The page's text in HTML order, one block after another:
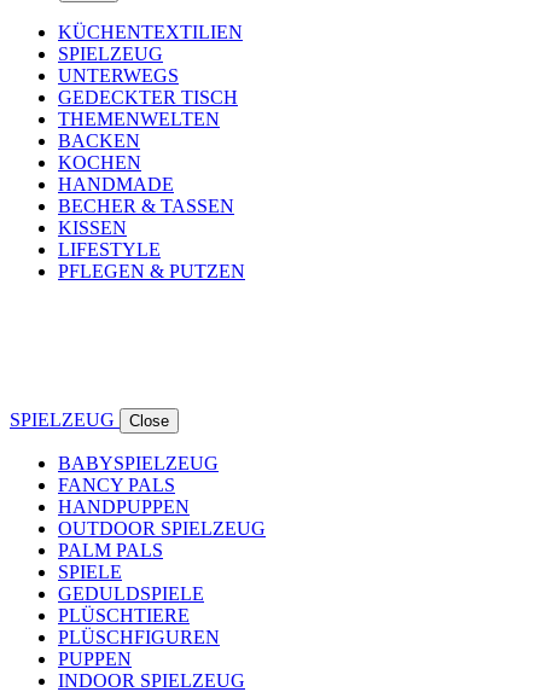
KÜCHENTEXTILIEN
SPIELZEUG
UNTERWEGS
GEDECKTER TISCH
THEMENWELTEN
BACKEN
KOCHEN
HANDMADE
BECHER & TASSEN
KISSEN
LIFESTYLE
PFLEGEN & PUTZEN
SPIELZEUG Close
BABYSPIELZEUG
FANCY PALS
HANDPUPPEN
OUTDOOR SPIELZEUG
PALM PALS
SPIELE
GEDULDSPIELE
PLÜSCHTIERE
PLÜSCHFIGUREN
PUPPEN
INDOOR SPIELZEUG